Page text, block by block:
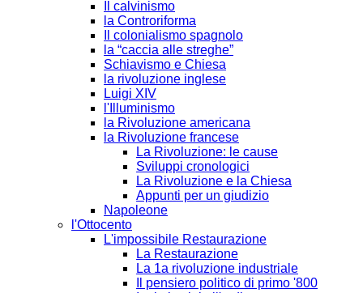
Il calvinismo
la Controriforma
Il colonialismo spagnolo
la “caccia alle streghe”
Schiavismo e Chiesa
la rivoluzione inglese
Luigi XIV
l'Illuminismo
la Rivoluzione americana
la Rivoluzione francese
La Rivoluzione: le cause
Sviluppi cronologici
La Rivoluzione e la Chiesa
Appunti per un giudizio
Napoleone
l'Ottocento
L'impossibile Restaurazione
La Restaurazione
La 1a rivoluzione industriale
Il pensiero politico di primo '800